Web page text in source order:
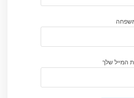
המייל שלך